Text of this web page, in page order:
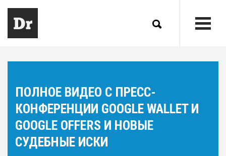
ПОЛНОЕ ВИДЕО С ПРЕСС-
КОНФЕРЕНЦИИ GOOGLE WALLET И
GOOGLE OFFERS И НОВЫЕ
СУДЕБНЫЕ ИСКИ